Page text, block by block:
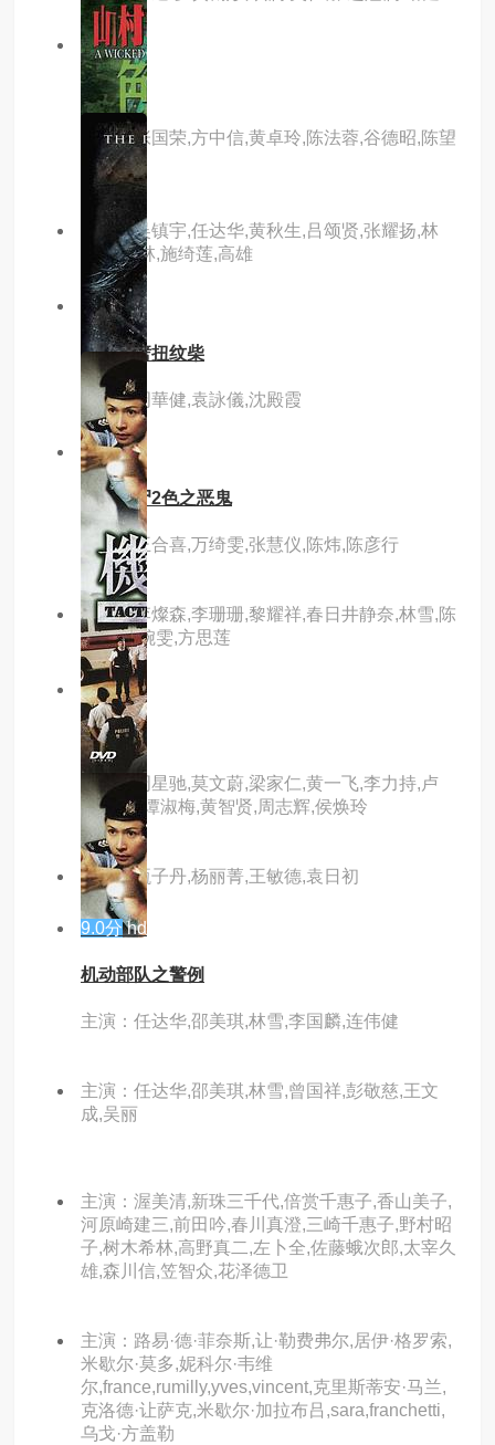
8.0分 hd
枪王
主演：张国荣,方中信,黄卓玲,陈法蓉,谷德昭,陈望
华
主演：吴镇宇,任达华,黄秋生,吕颂贤,张耀扬,林
雪,王天林,施绮莲,高雄
8.0分 hd
横纹刀劈扭纹柴
主演：周華健,袁詠儀,沈殿霞
3.0分 hd
山村老尸2色之恶鬼
主演：王合喜,万绮雯,张慧仪,陈炜,陈彦行
主演：李燦森,李珊珊,黎耀祥,春日井静奈,林雪,陈
惠敏,袁婉雯,方思莲
2.0分 hd
回魂
主演：周星驰,莫文蔚,梁家仁,黄一飞,李力持,卢
雄,张莽,谭淑梅,黄智贤,周志辉,侯焕玲
主演：甄子丹,杨丽菁,王敏德,袁日初
9.0分 hd
机动部队之警例
主演：任达华,邵美琪,林雪,李国麟,连伟健
主演：任达华,邵美琪,林雪,曾国祥,彭敬慈,王文
成,吴丽
主演：渥美清,新珠三千代,倍赏千惠子,香山美子,
河原崎建三,前田吟,春川真澄,三崎千惠子,野村昭
子,树木希林,高野真二,左卜全,佐藤蛾次郎,太宰久
雄,森川信,笠智众,花泽德卫
主演：路易·德·菲奈斯,让·勒费弗尔,居伊·格罗索,
米歇尔·莫多,妮科尔·韦维
尔,france,rumilly,yves,vincent,克里斯蒂安·马兰,
克洛德·让萨克,米歇尔·加拉布吕,sara,franchetti,
乌戈·方盖勒